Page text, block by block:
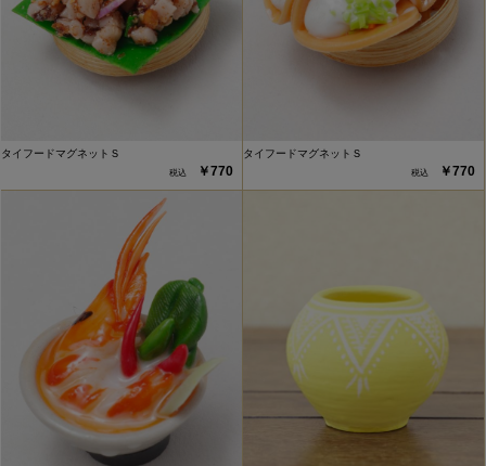
タイフードマグネットＳ
￥770
タイフードマグネットＳ
￥770